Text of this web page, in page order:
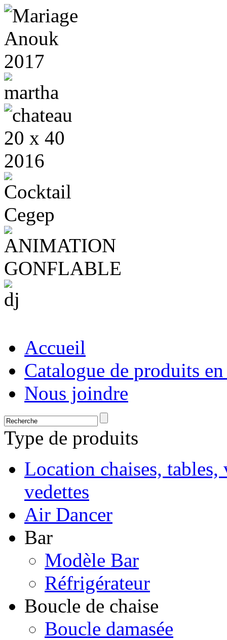
Accueil
Catalogue de produits
Nous joindre
Type de produits
Location chaises,
vedettes
Air Dancer
Bar
Modèle Bar
Réfrigérateur
Boucle de chaise
Boucle damasée